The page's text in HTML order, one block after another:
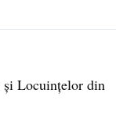
și Locuințelor din